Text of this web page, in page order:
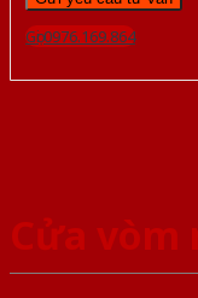
Gọi 0976.169.864
Cửa vòm